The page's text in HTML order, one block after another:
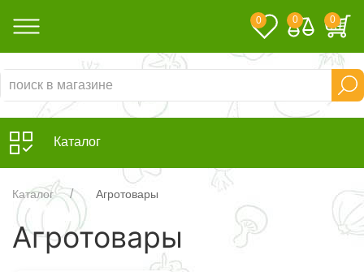
0 0 0
Каталог
Каталог Агротовары
Агротовары